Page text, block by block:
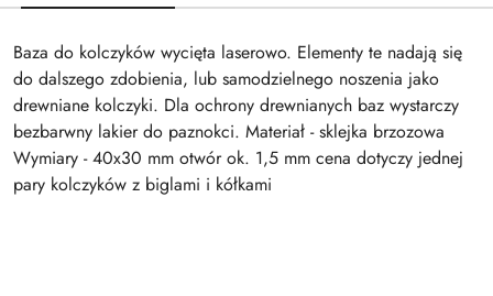
Baza do kolczyków wycięta laserowo. Elementy te nadają się
do dalszego zdobienia, lub samodzielnego noszenia jako
drewniane kolczyki. Dla ochrony drewnianych baz wystarczy
bezbarwny lakier do paznokci. Materiał - sklejka brzozowa
Wymiary - 40x30 mm otwór ok. 1,5 mm cena dotyczy jednej
pary kolczyków z biglami i kółkami